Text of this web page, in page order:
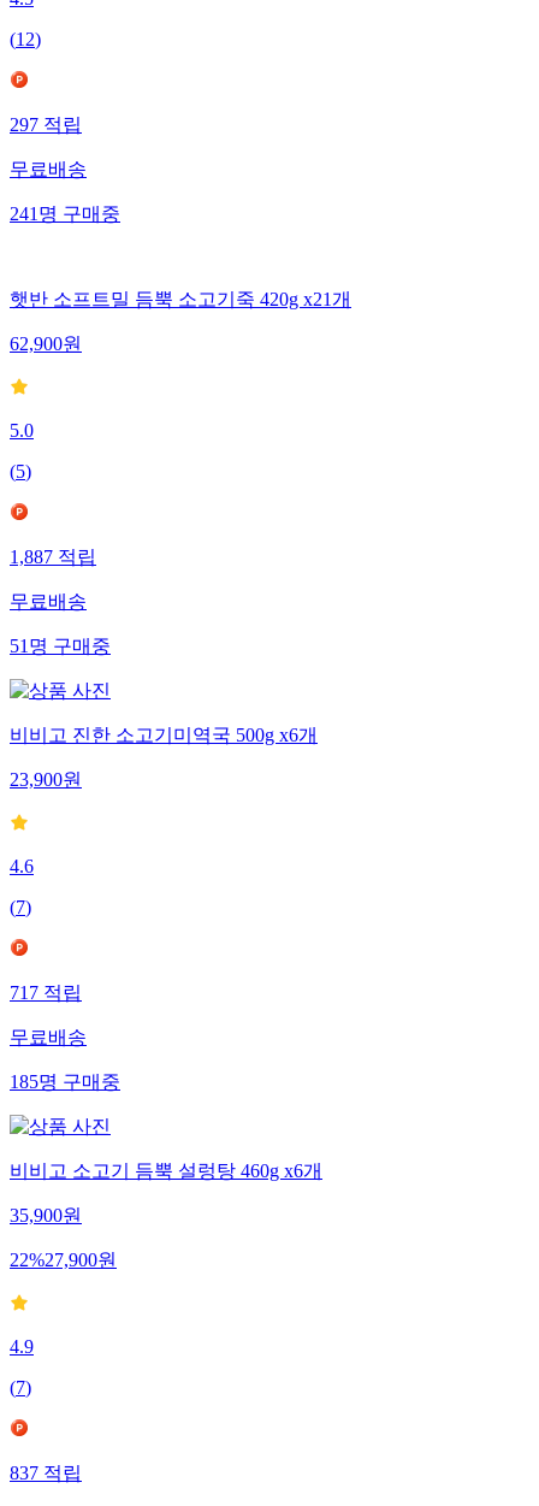
4.5
(12)
297적립
무료배송
241명구매중
햇반 소프트밀 듬뿍 소고기죽 420g x21개
62,900원
5.0
(5)
1,887적립
무료배송
51명구매중
비비고 진한 소고기미역국 500g x6개
23,900원
4.6
(7)
717적립
무료배송
185명구매중
비비고 소고기 듬뿍 설렁탕 460g x6개
35,900원
22%27,900원
4.9
(7)
837적립